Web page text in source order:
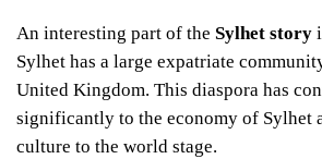
An interesting part of the Sylhet story
Sylhet has a large expatriate
United Kingdom. This diaspora has
significantly to the economy of Sylhet
culture to the world stage.